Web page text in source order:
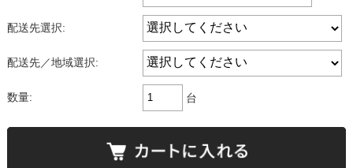
配送先選択:
配送先／地域選択:
数量: 台